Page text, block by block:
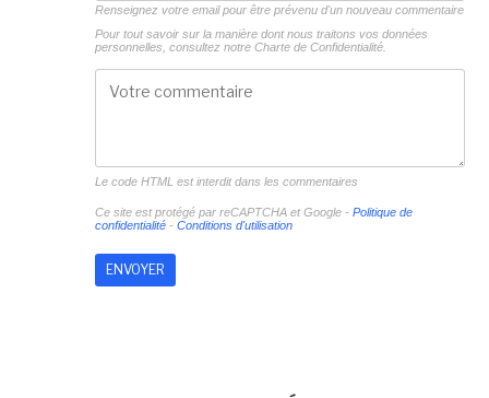
Renseignez votre email pour être prévenu d'un nouveau commentaire
Pour tout savoir sur la manière dont nous traitons vos données
personnelles, consultez notre Charte de Confidentialité.
Le code HTML est interdit dans les commentaires
Ce site est protégé par reCAPTCHA et Google - Politique de
confidentialité- Conditions d'utilisation